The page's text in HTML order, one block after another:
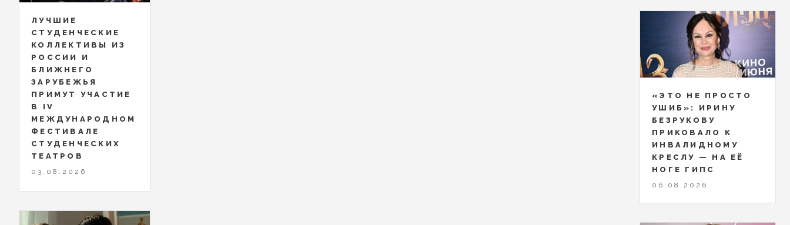
ЛУЧШИЕ
СТУДЕНЧЕСКИЕ
КОЛЛЕКТИВЫ ИЗ
РОССИИ И
БЛИЖНЕГО
ЗАРУБЕЖЬЯ
ПРИМУТ УЧАСТИЕ
В IV
МЕЖДУНАРОДНОМ
ФЕСТИВАЛЕ
СТУДЕНЧЕСКИХ
ТЕАТРОВ
03.08.2026
«ЭТО НЕ ПРОСТО
УШИБ»: ИРИНУ
БЕЗРУКОВУ
ПРИКОВАЛО К
ИНВАЛИДНОМУ
КРЕСЛУ — НА ЕЁ
НОГЕ ГИПС
06.08.2026